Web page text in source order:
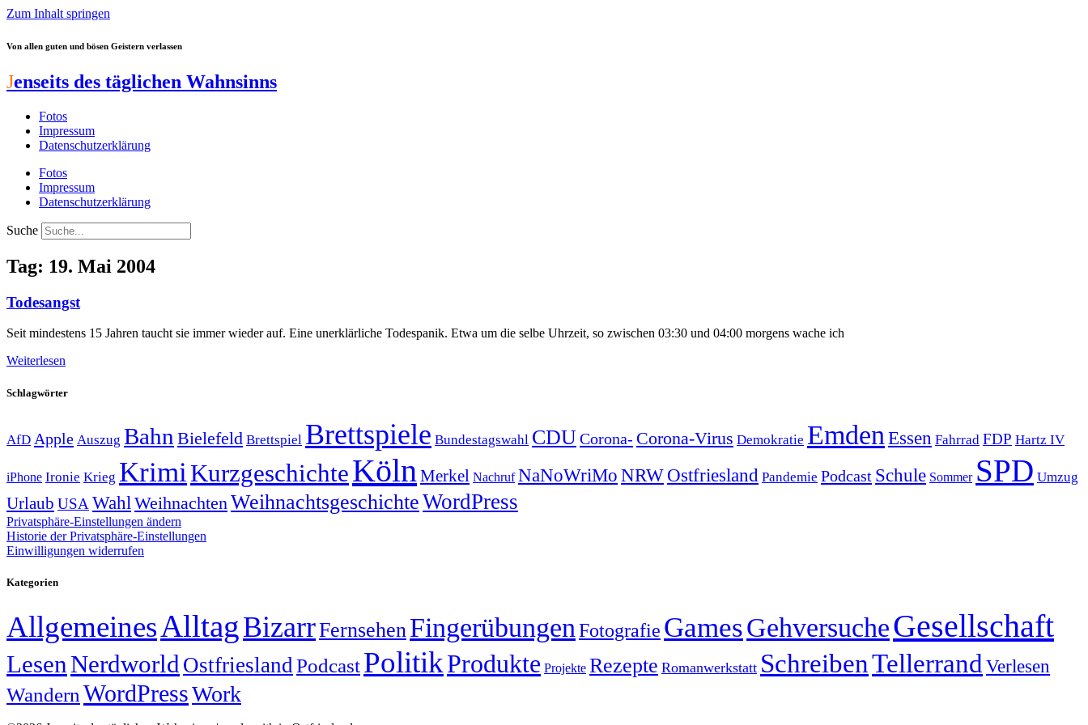
Zum Inhalt springen
Von allen guten und bösen Geistern verlassen
Jenseits des täglichen Wahnsinns
Fotos
Impressum
Datenschutzerklärung
Fotos
Impressum
Datenschutzerklärung
Suche
Tag: 19. Mai 2004
Todesangst
Seit mindestens 15 Jahren taucht sie immer wieder auf. Eine unerklärliche Todespanik. Etwa um die selbe Uhrzeit, so zwischen 03:30 und 04:00 morgens wache ich
Weiterlesen
Schlagwörter
AfD Apple Auszug Bahn Bielefeld Brettspiel Brettspiele Bundestagswahl CDUCorona- Corona-Virus Demokratie Emden Essen Fahrrad FDP Hartz IV
iPhone Ironie Krieg Krimi KurzgeschichteKöln Merkel Nachruf NaNoWriMo NRWOstfriesland Pandemie Podcast Schule Sommer SPD Umzug
Urlaub USA Wahl Weihnachten WeihnachtsgeschichteWordPress
Privatsphäre-Einstellungen ändern
Historie der Privatsphäre-Einstellungen
Einwilligungen widerrufen
Kategorien
AllgemeinesAlltagBizarrFernsehenFingerübungen Fotografie GamesGehversucheGesellschaft
LesenNerdworld OstfrieslandPodcastPolitikProdukte Projekte Rezepte Romanwerkstatt SchreibenTellerrand Verlesen
Wandern WordPressWork